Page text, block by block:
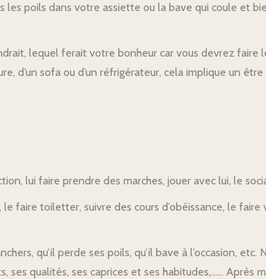
les poils dans votre assiette ou la bave qui coule et
lequel ferait votre bonheur car vous devrez faire
d’un sofa ou d’un réfrigérateur, cela implique un
lui faire prendre des marches, jouer avec lui, le
faire toiletter, suivre des cours d’obéissance, le faire
qu’il perde ses poils, qu’il bave à l’occasion, etc.
qualités, ses caprices et ses habitudes,…… Après